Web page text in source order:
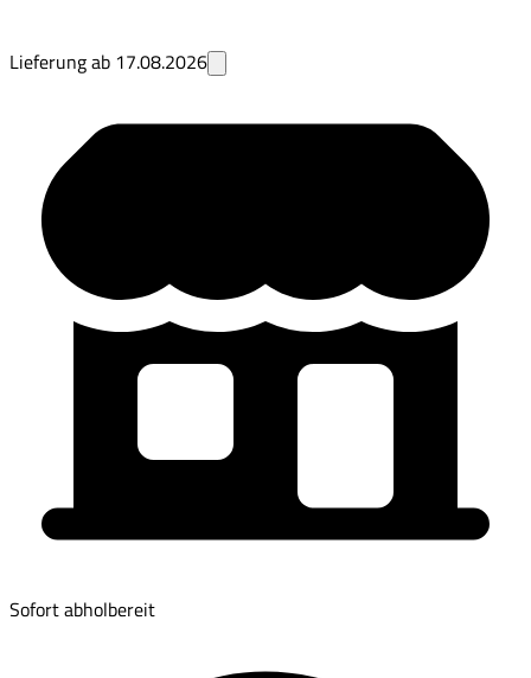
Lieferung ab 17.08.2026
Sofort abholbereit